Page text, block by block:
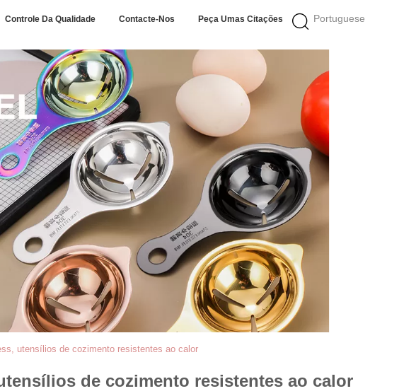
Portuguese
Controle Da Qualidade Contacte-Nos Peça Umas Citações
utensílios de cozimento resistentes ao calor
de cozimento resistentes ao calor